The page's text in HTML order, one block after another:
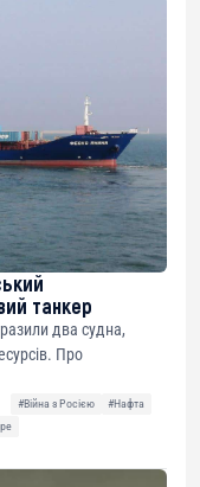
танкер
два судна,
Про
#Війна з Росією
#Нафта